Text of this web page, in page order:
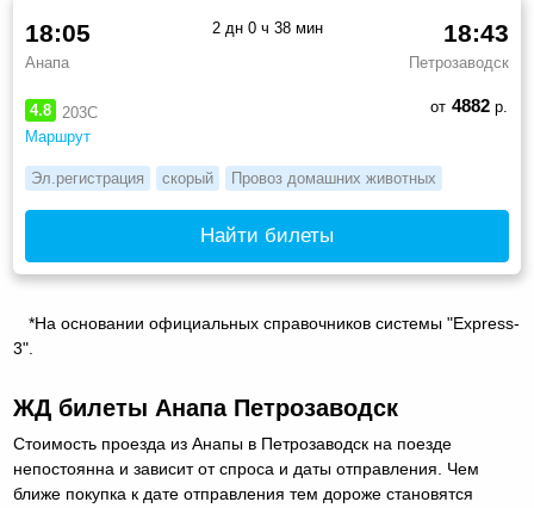
4.8
203С
Маршрут
18:05
Анапа
18:43
Петрозаводск
2 дн 0 ч 38 мин
от 4882р.
Эл.регистрация скорый Провоз домашних животных
Найти билеты
*На основании официальных справочников системы "Express-
3".
ЖД билеты Анапа Петрозаводск
Стоимость проезда из Анапы в Петрозаводск на поезде
непостоянна и зависит от спроса и даты отправления. Чем
ближе покупка к дате отправления тем дороже становятся